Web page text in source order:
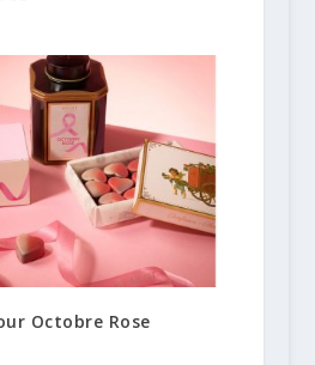
Octobre Rose